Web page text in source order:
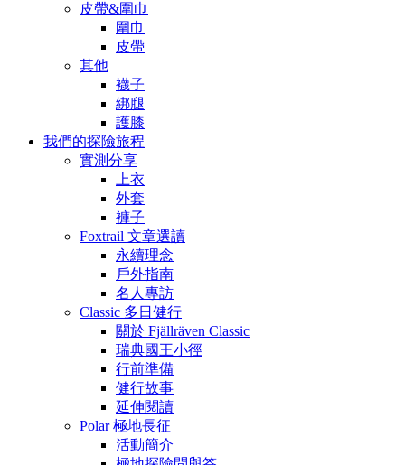
皮帶&圍巾
圍巾
皮帶
其他
襪子
綁腿
護膝
我們的探險旅程
實測分享
上衣
外套
褲子
Foxtrail 文章選讀
永續理念
戶外指南
名人專訪
Classic 多日健行
關於 Fjällräven Classic
瑞典國王小徑
行前準備
健行故事
延伸閱讀
Polar 極地長征
活動簡介